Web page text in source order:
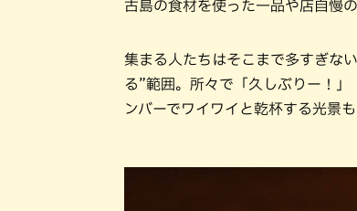
古島の食材を使った一品や店自慢
集まる人たちはそこまで多すぎな
る”範囲。所々で「久しぶりー！
ンバーでワイワイと乾杯する光景